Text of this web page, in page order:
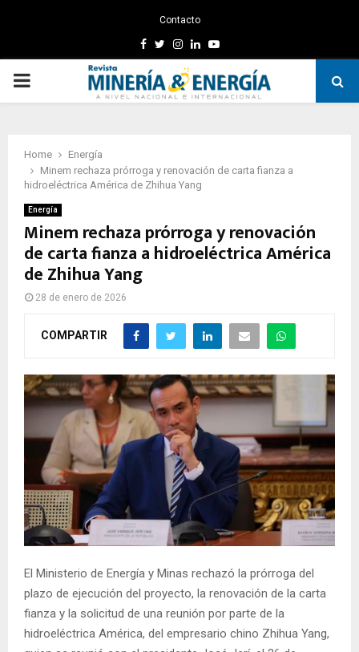
Contacto
Facebook
TwitterInstagram
LinkedinYoutube
PRIMARY
Home
Energía
Minem rechaza prórroga y renovación de carta fianza a
hidroeléctrica América de Zhihua Yang
Energía
Minem rechaza prórroga y renovación
de carta fianza a hidroeléctrica América
de Zhihua Yang
28 de enero de 2026
COMPARTIR
El Ministerio de Energía y Minas rechazó la prórroga del
plazo de ejecución del proyecto, la renovación de la carta
fianza y la solicitud de una reunión por parte de la
hidroeléctrica América, del empresario chino Zhihua Yang,